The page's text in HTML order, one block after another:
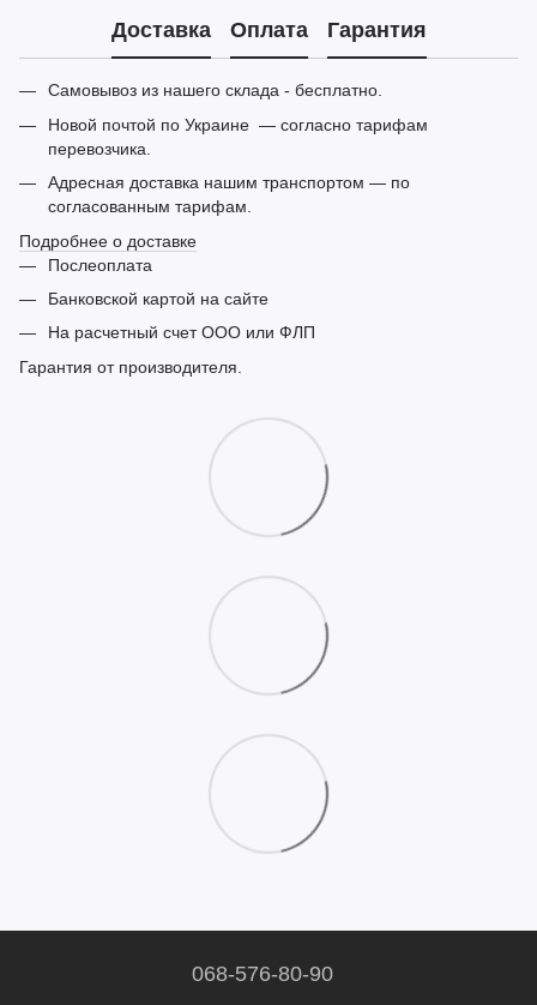
Доставка Оплата Гарантия
Самовывоз из нашего склада - бесплатно.
Новой почтой по Украине — согласно тарифам
перевозчика.
Адресная доставка нашим транспортом — по
согласованным тарифам.
Подробнее о доставке
Послеоплата
Банковской картой на сайте
На расчетный счет ООО или ФЛП
Гарантия от производителя.
068-576-80-90